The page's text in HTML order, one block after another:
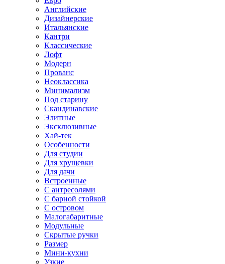
Английские
Дизайнерские
Итальянские
Кантри
Классические
Лофт
Модерн
Прованс
Неоклассика
Минимализм
Под старину
Скандинавские
Элитные
Эксклюзивные
Хай-тек
Особенности
Для студии
Для хрущевки
Для дачи
Встроенные
С антресолями
С барной стойкой
С островом
Малогабаритные
Модульные
Скрытые ручки
Размер
Мини-кухни
Узкие